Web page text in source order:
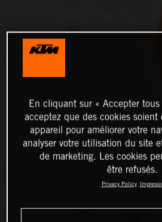
En cliquant sur « Accepter tous
acceptez que des cookies soient
appareil pour améliorer votre
analyser votre utilisation du site
de marketing. Les cookies
être refusés.
Privacy Policy